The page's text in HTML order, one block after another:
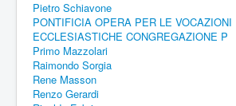
Pietro Schiavone
PONTIFICIA OPERA PER LE VOCAZIONI
ECCLESIASTICHE CONGREGAZIONE P
Primo Mazzolari
Raimondo Sorgia
Rene Masson
Renzo Gerardi